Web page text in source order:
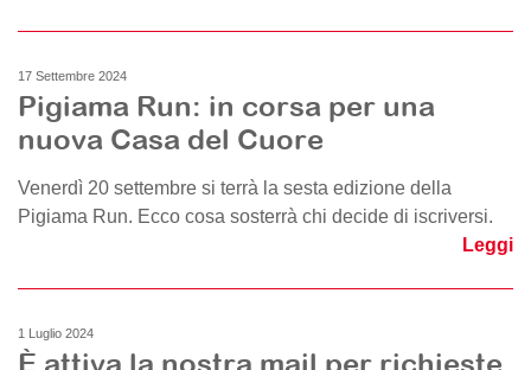
17 Settembre 2024
Pigiama Run: in corsa per una
nuova Casa del Cuore
Venerdì 20 settembre si terrà la sesta edizione della
Pigiama Run. Ecco cosa sosterrà chi decide di iscriversi.
Leggi
1 Luglio 2024
È attiva la nostra mail per richieste